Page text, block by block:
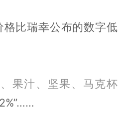
比瑞幸公布的数字低
果汁、坚果、马克杯